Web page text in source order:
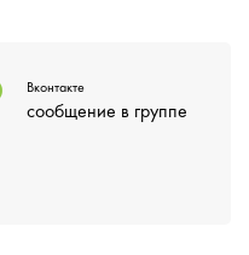
Вконтакте
сообщение в группе